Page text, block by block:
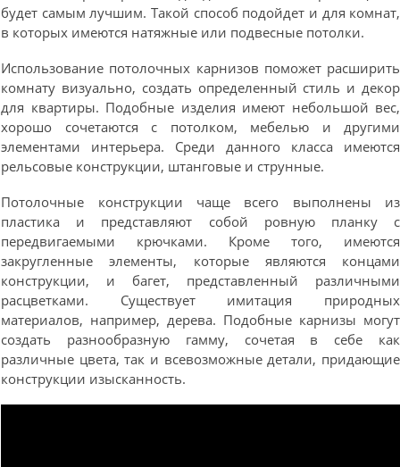
будет самым лучшим. Такой способ подойдет и для комнат,
в которых имеются натяжные или подвесные потолки.
Использование потолочных карнизов поможет расширить
комнату визуально, создать определенный стиль и декор
для квартиры. Подобные изделия имеют небольшой вес,
хорошо сочетаются с потолком, мебелью и другими
элементами интерьера. Среди данного класса имеются
рельсовые конструкции, штанговые и струнные.
Потолочные конструкции чаще всего выполнены из
пластика и представляют собой ровную планку с
передвигаемыми крючками. Кроме того, имеются
закругленные элементы, которые являются концами
конструкции, и багет, представленный различными
расцветками. Существует имитация природных
материалов, например, дерева. Подобные карнизы могут
создать разнообразную гамму, сочетая в себе как
различные цвета, так и всевозможные детали, придающие
конструкции изысканность.